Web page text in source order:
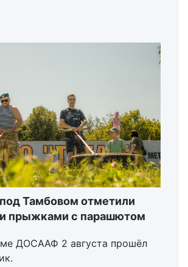
Тамбовом отметили
прыжками с парашютом
ДОСААФ 2 августа прошёл